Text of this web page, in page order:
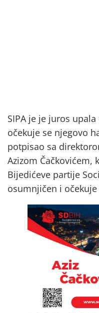
SIPA je je juros
očekuje se njegovo
potpisao sa
Azizom Čačkovićem,
Bijedićeve partije
osumnjičen i